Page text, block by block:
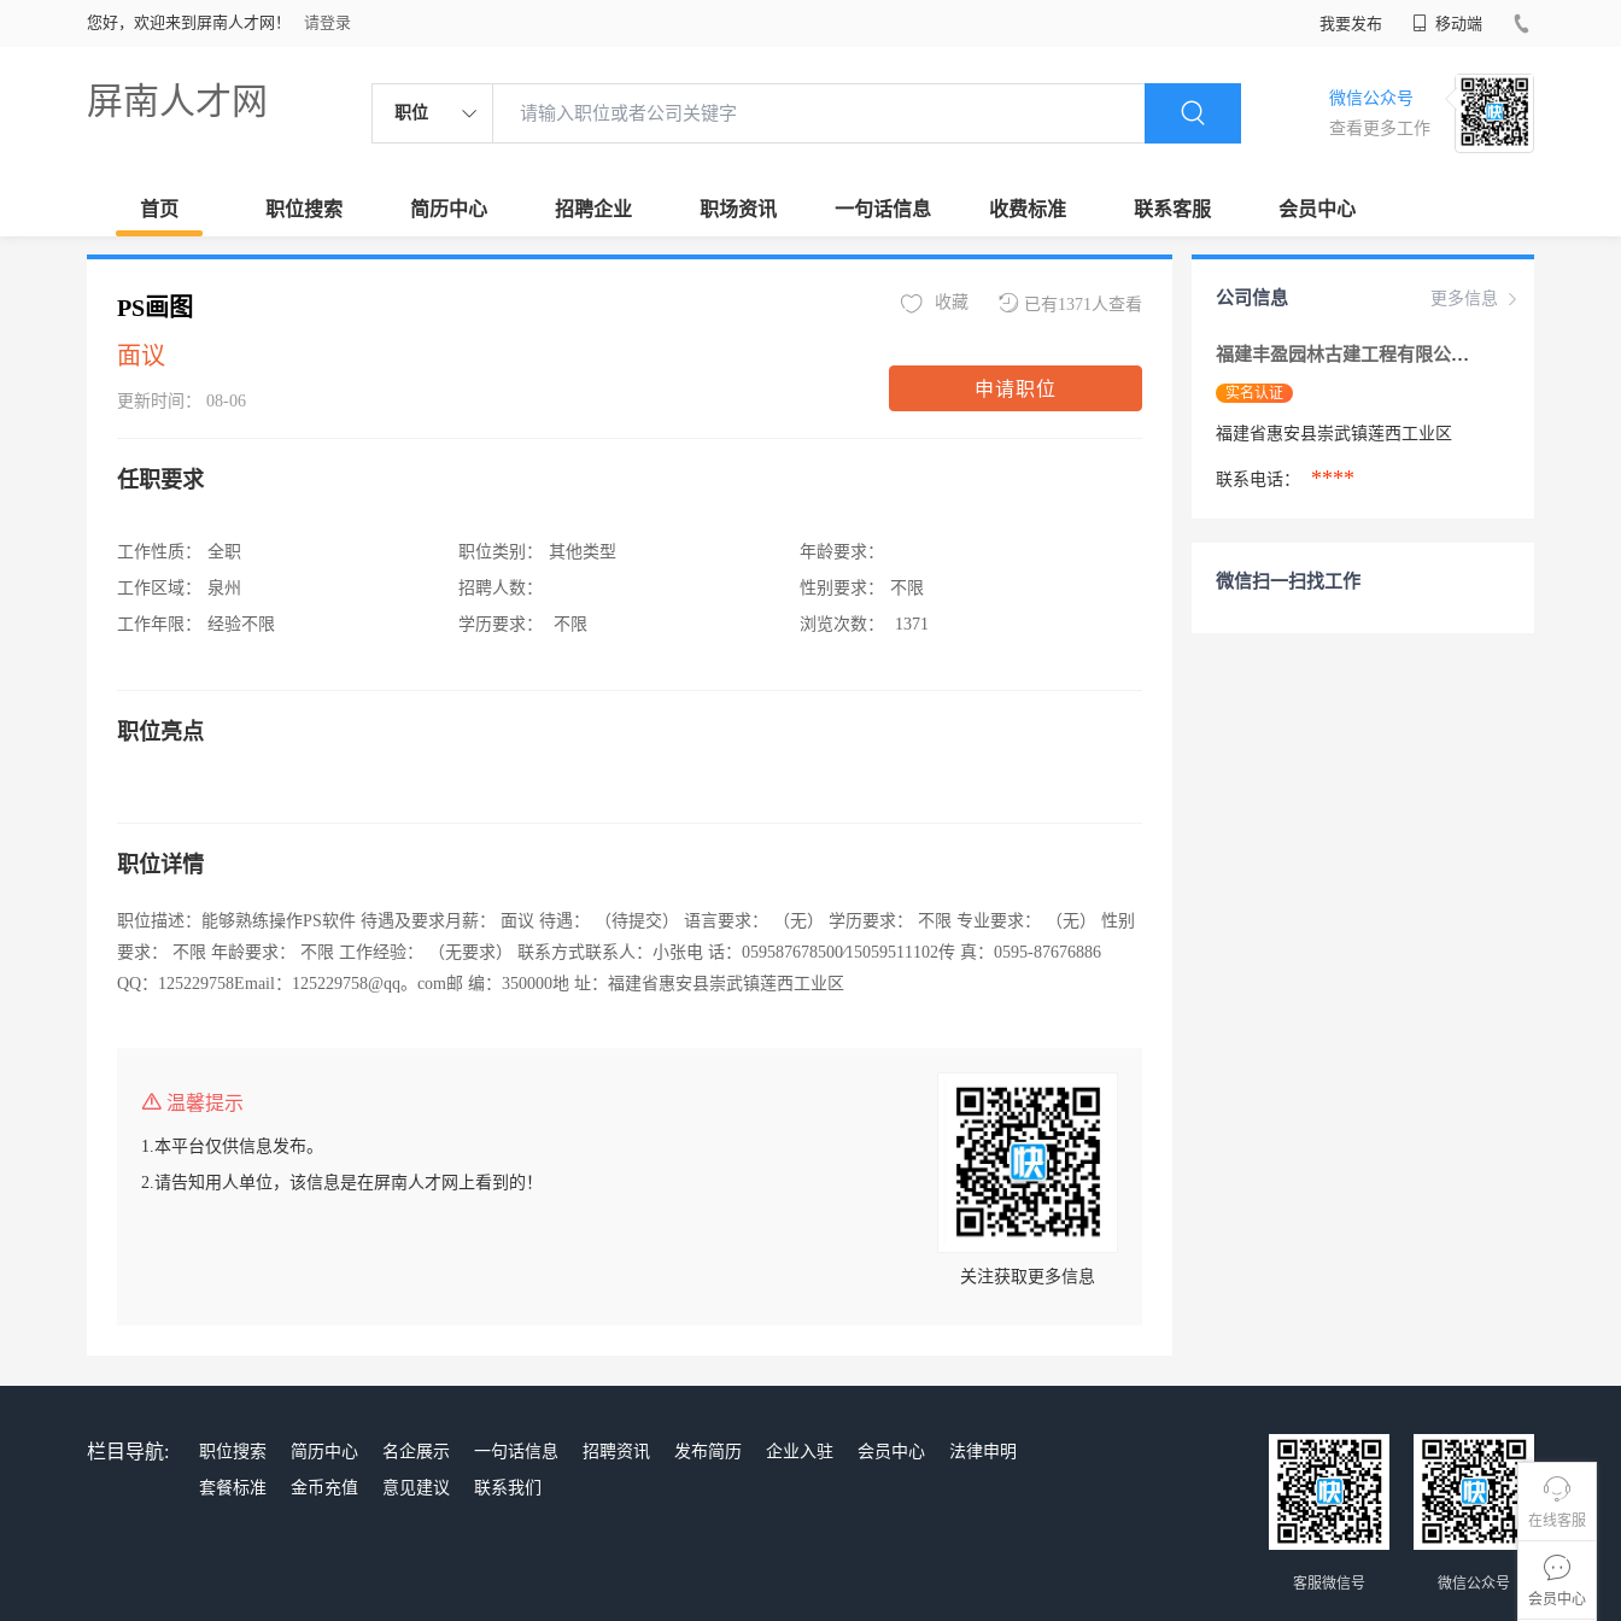
您好，欢迎来到屏南人才网！ 请登录 我要发布 移动端
屏南人才网 职位
微信公众号
查看更多工作
首页 职位搜索 简历中心 招聘企业 职场资讯 一句话信息 收费标准 联系客服 会员中心
在线客服
会员中心
PS画图
面议
更新时间： 08-06
已有1371人查看
收藏
申请职位
任职要求
工作性质：
全职
工作区域：
泉州
工作年限：
经验不限
职位类别：
其他类型
招聘人数：
学历要求：
不限
年龄要求：
性别要求：
不限
浏览次数：
1371
职位亮点
职位详情
职位描述：能够熟练操作PS软件 待遇及要求月薪： 面议 待遇： （待提交） 语言要求： （无） 学历要求： 不限 专业要求： （无） 性别
要求： 不限 年龄要求： 不限 工作经验： （无要求） 联系方式联系人：小张电 话：059587678500∕15059511102传 真：0595-87676886
QQ：125229758Email：125229758@qq。com邮 编：350000地 址：福建省惠安县崇武镇莲西工业区
温馨提示
1.本平台仅供信息发布。
2.请告知用人单位，该信息是在屏南人才网上看到的！
关注获取更多信息
更多信息
公司信息
福建丰盈园林古建工程有限公司
实名认证
福建省惠安县崇武镇莲西工业区
联系电话： ****
微信扫一扫找工作
栏目导航: 职位搜索 简历中心 名企展示 一句话信息 招聘资讯 发布简历 企业入驻 会员中心
法律申明
套餐标准
金币充值 意见建议 联系我们
微信公众号
客服微信号